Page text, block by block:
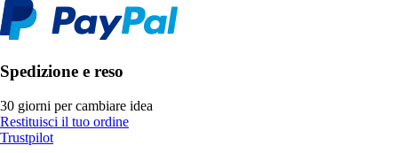
Spedizione e reso
30 giorni per cambiare idea
Restituisci il tuo ordine
Trustpilot